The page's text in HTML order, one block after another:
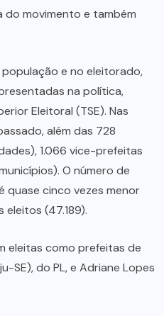
do movimento e também
e no eleitorado,
na política,
Eleitoral (TSE). Nas
além das 728
1.066 vice-prefeitas
O número de
quase cinco vezes menor
eleitos (47.189).
eleitas como prefeitas de
SE), do PL, e Adriane Lopes